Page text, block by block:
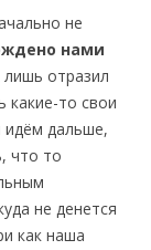
не
нами
отразил
какие-то свои
идём дальше,
что то
не денется
как наша